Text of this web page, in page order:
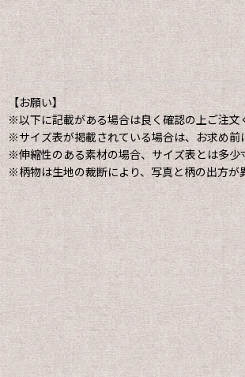
【お願い】
※以下に記載がある場合は良く確認の上ご注文
※サイズ表が掲載されている場合は、お求め前
※伸縮性のある素材の場合、サイズ表とは多少
※柄物は生地の裁断により、写真と柄の出方が